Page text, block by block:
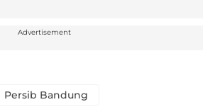
Advertisement
Persib Bandung